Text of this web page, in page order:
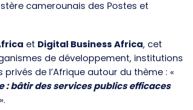
camerounais des Postes et
et Digital Business Africa, cet
de développement, institutions
de l’Afrique autour du thème : «
bâtir des services publics efficaces